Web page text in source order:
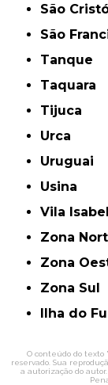
São
São
Tanque
Taquara
Tijuca
Urca
Uruguai
Usina
Vila Isabel
Zona
Zona
Zona Sul
ilha do
O conteúdo do texto "
reservado. Sua
a autorização do